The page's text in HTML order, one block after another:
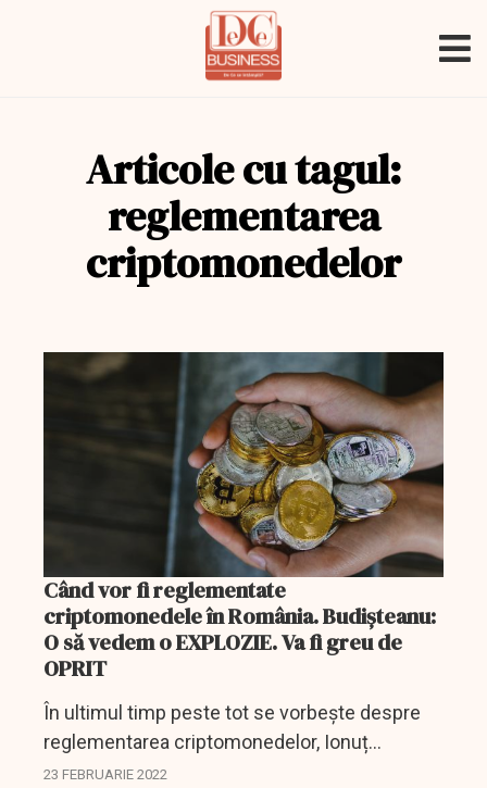
Articole cu tagul:
reglementarea
criptomonedelor
Când vor fi reglementate
criptomonedele în România. Budișteanu:
O să vedem o EXPLOZIE. Va fi greu de
OPRIT
În ultimul timp peste tot se vorbește despre
reglementarea criptomonedelor, Ionuț
Budișteanu a explicat toată această situație
23 FEBRUARIE 2022